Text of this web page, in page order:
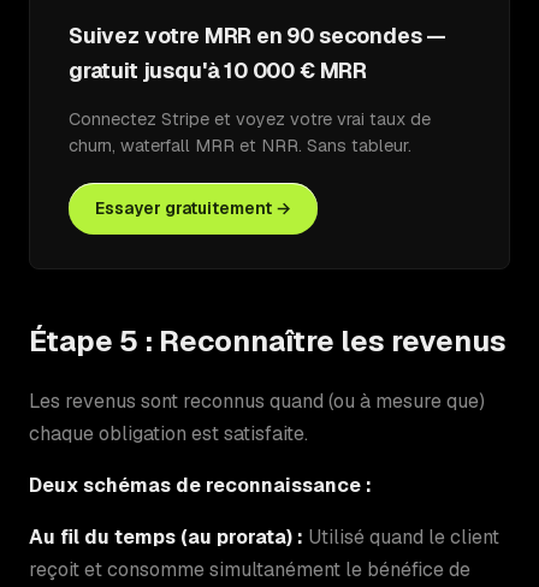
Suivez votre MRR en 90 secondes —
gratuit jusqu'à 10 000 € MRR
Connectez Stripe et voyez votre vrai taux de
churn, waterfall MRR et NRR. Sans tableur.
Essayer gratuitement →
Étape 5 : Reconnaître les revenus
Les revenus sont reconnus quand (ou à mesure que)
chaque obligation est satisfaite.
Deux schémas de reconnaissance :
Au fil du temps (au prorata) : Utilisé quand le client
reçoit et consomme simultanément le bénéfice de